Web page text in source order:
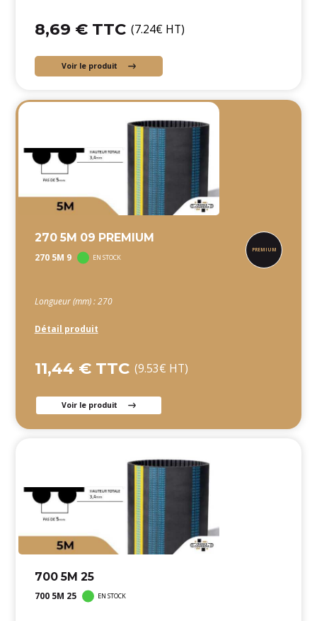
8,69 € TTC (7.24€ HT)
Voir le produit
270 5M 09 PREMIUM
270 5M 9 EN STOCK
Longueur (mm) : 270
Détail produit
11,44 € TTC (9.53€ HT)
Voir le produit
700 5M 25
700 5M 25 EN STOCK